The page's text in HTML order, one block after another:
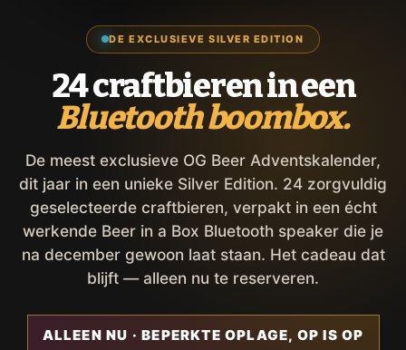
DE EXCLUSIEVE SILVER EDITION
24 craftbieren in een
Bluetooth boombox.
De meest exclusieve OG Beer Adventskalender,
dit jaar in een unieke Silver Edition. 24 zorgvuldig
geselecteerde craftbieren, verpakt in een écht
werkende Beer in a Box Bluetooth speaker die je
na december gewoon laat staan. Het cadeau dat
blijft — alleen nu te reserveren.
ALLEEN NU · BEPERKTE OPLAGE, OP IS OP